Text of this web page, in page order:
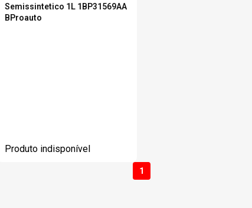
Semissintetico 1L 1BP31569AA
BProauto
Produto indisponível
1